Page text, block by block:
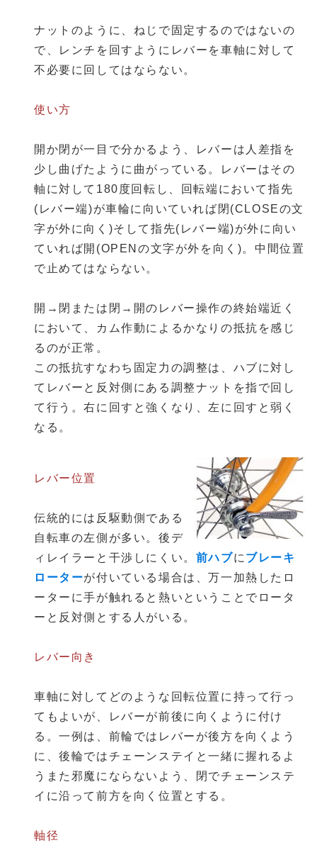
ナットのように、ねじで固定するのではないの
で、レンチを回すようにレバーを車軸に対して
不必要に回してはならない。
使い方
開か閉が一目で分かるよう、レバーは人差指を
少し曲げたように曲がっている。レバーはその
軸に対して180度回転し、回転端において指先
(レバー端)が車輪に向いていれば閉(CLOSEの文
字が外に向く)そして指先(レバー端)が外に向い
ていれば開(OPENの文字が外を向く)。中間位置
で止めてはならない。
開→閉または閉→開のレバー操作の終始端近く
において、カム作動によるかなりの抵抗を感じ
るのが正常。
この抵抗すなわち固定力の調整は、ハブに対し
てレバーと反対側にある調整ナットを指で回し
て行う。右に回すと強くなり、左に回すと弱く
なる。
レバー位置
伝統的には反駆動側である
自転車の左側が多い。後デ
ィレイラーと干渉しにくい。 前ハブに ブレーキ
ローターが付いている場合は、万一加熱したロ
ーターに手が触れると熱いということでロータ
ーと反対側とする人がいる。
レバー向き
車軸に対してどのような回転位置に持って行っ
てもよいが、レバーが前後に向くように付け
る。一例は、前輪ではレバーが後方を向くよう
に、後輪ではチェーンステイと一緒に握れるよ
うまた邪魔にならないよう、閉でチェーンステ
イに沿って前方を向く位置とする。
軸径